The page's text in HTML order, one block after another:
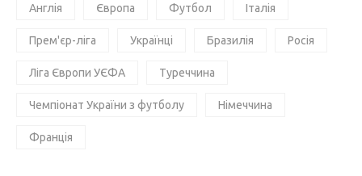
Англія Європа Футбол Італія
Прем'єр-ліга Українці Бразилія Росія
Ліга Європи УЄФА Туреччина
Чемпіонат України з футболу Німеччина
Франція